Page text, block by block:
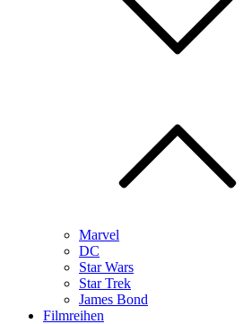
Marvel
DC
Star Wars
Star Trek
James Bond
Filmreihen